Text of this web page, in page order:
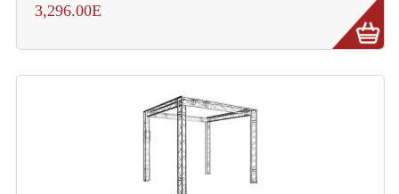
Haut-Parleurs Amplis Guitare
Moteurs Pavillons Pour Enceinte
Tweeters Pour Enceintes
3,296.00E